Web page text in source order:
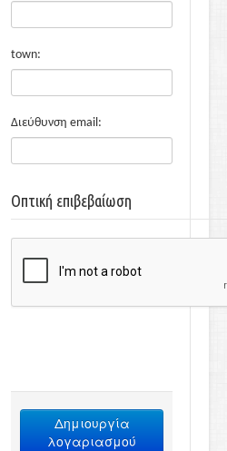
town:
Διεύθυνση email:
Οπτική επιβεβαίωση
Δημιουργία
λογαριασμού